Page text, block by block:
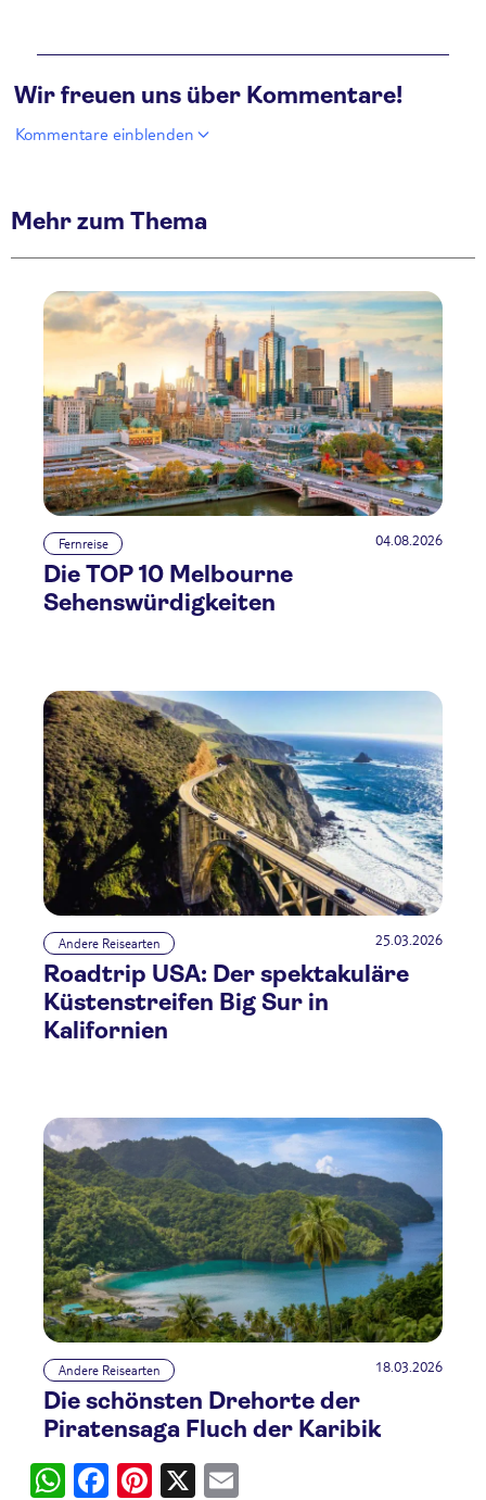
Wir freuen uns über Kommentare!
Kommentare einblenden
Mehr zum Thema
Fernreise 04.08.2026
Die TOP 10 Melbourne
Sehenswürdigkeiten
Andere Reisearten 25.03.2026
Roadtrip USA: Der spektakuläre
Küstenstreifen Big Sur in
Kalifornien
Andere Reisearten 18.03.2026
Die schönsten Drehorte der
Piratensaga Fluch der Karibik
WhatsAppFacebookPinterest
X